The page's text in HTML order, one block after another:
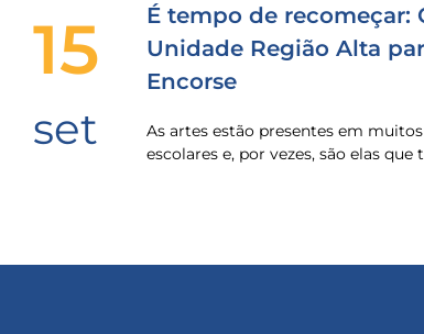
15
set
É tempo de recomeçar:
Unidade Região Alta
Encorse
As artes estão presentes em
escolares e, por vezes, são elas que